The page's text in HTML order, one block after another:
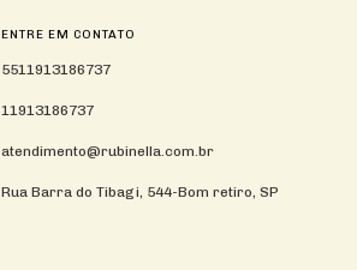
ENTRE EM CONTATO
5511913186737
11913186737
atendimento@rubinella.com.br
Rua Barra do Tibagi, 544-Bom retiro, SP